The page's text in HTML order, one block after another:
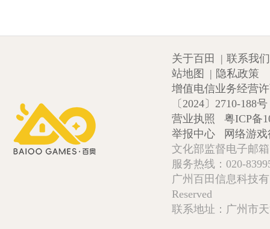
关于百田 | 联系我们
站地图
| 隐私政策
增值电信业务经营
〔2024〕2710-188号
营业执照
粤ICP备
举报中心
网络游
文化部监督电子邮
服务热线：020-
广州百田信息科技
Reserved
联系地址：广州市